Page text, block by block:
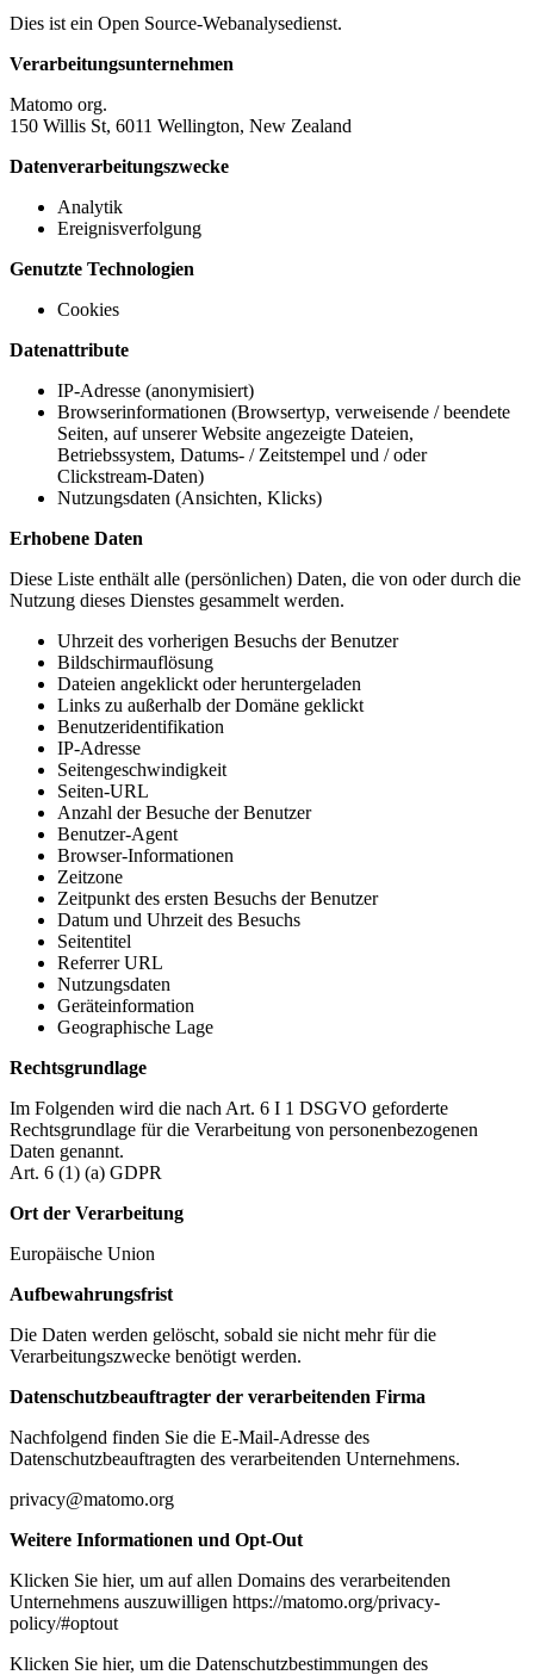
Dies ist ein Open Source-Webanalysedienst.
Verarbeitungsunternehmen
Matomo org.
150 Willis St, 6011 Wellington, New Zealand
Datenverarbeitungszwecke
Analytik
Ereignisverfolgung
Genutzte Technologien
Cookies
Datenattribute
IP-Adresse (anonymisiert)
Browserinformationen (Browsertyp, verweisende / beendete
Seiten, auf unserer Website angezeigte Dateien,
Betriebssystem, Datums- / Zeitstempel und / oder
Clickstream-Daten)
Nutzungsdaten (Ansichten, Klicks)
Erhobene Daten
Diese Liste enthält alle (persönlichen) Daten, die von oder durch die
Nutzung dieses Dienstes gesammelt werden.
Uhrzeit des vorherigen Besuchs der Benutzer
Bildschirmauflösung
Dateien angeklickt oder heruntergeladen
Links zu außerhalb der Domäne geklickt
Benutzeridentifikation
IP-Adresse
Seitengeschwindigkeit
Seiten-URL
Anzahl der Besuche der Benutzer
Benutzer-Agent
Browser-Informationen
Zeitzone
Zeitpunkt des ersten Besuchs der Benutzer
Datum und Uhrzeit des Besuchs
Seitentitel
Referrer URL
Nutzungsdaten
Geräteinformation
Geographische Lage
Rechtsgrundlage
Im Folgenden wird die nach Art. 6 I 1 DSGVO geforderte
Rechtsgrundlage für die Verarbeitung von personenbezogenen
Daten genannt.
Art. 6 (1) (a) GDPR
Ort der Verarbeitung
Europäische Union
Aufbewahrungsfrist
Die Daten werden gelöscht, sobald sie nicht mehr für die
Verarbeitungszwecke benötigt werden.
Datenschutzbeauftragter der verarbeitenden Firma
Nachfolgend finden Sie die E-Mail-Adresse des
Datenschutzbeauftragten des verarbeitenden Unternehmens.
privacy@matomo.org
Weitere Informationen und Opt-Out
Klicken Sie hier, um auf allen Domains des verarbeitenden
Unternehmens auszuwilligen https://matomo.org/privacy-
policy/#optout
Klicken Sie hier, um die Datenschutzbestimmungen des